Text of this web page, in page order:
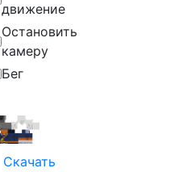
движение
Остановить
камеру
Бег
Скачать